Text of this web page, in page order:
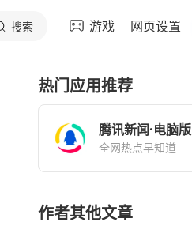
搜索 游戏 网页设置
热门应用推荐
腾讯新闻·电脑版
全网热点早知道
作者其他文章